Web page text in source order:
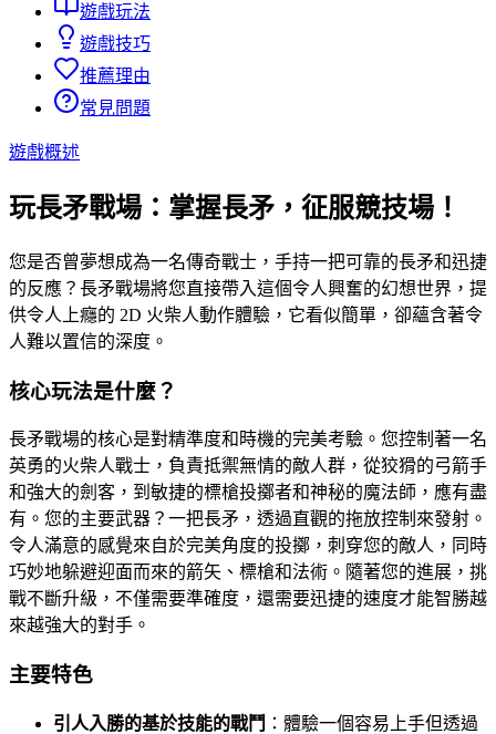
遊戲玩法
遊戲技巧
推薦理由
常見問題
遊戲概述
玩長矛戰場：掌握長矛，征服競技場！
您是否曾夢想成為一名傳奇戰士，手持一把可靠的長矛和迅捷
的反應？長矛戰場將您直接帶入這個令人興奮的幻想世界，提
供令人上癮的 2D 火柴人動作體驗，它看似簡單，卻蘊含著令
人難以置信的深度。
核心玩法是什麼？
長矛戰場的核心是對精準度和時機的完美考驗。您控制著一名
英勇的火柴人戰士，負責抵禦無情的敵人群，從狡猾的弓箭手
和強大的劍客，到敏捷的標槍投擲者和神秘的魔法師，應有盡
有。您的主要武器？一把長矛，透過直觀的拖放控制來發射。
令人滿意的感覺來自於完美角度的投擲，刺穿您的敵人，同時
巧妙地躲避迎面而來的箭矢、標槍和法術。隨著您的進展，挑
戰不斷升級，不僅需要準確度，還需要迅捷的速度才能智勝越
來越強大的對手。
主要特色
引人入勝的基於技能的戰鬥 ：體驗一個容易上手但透過